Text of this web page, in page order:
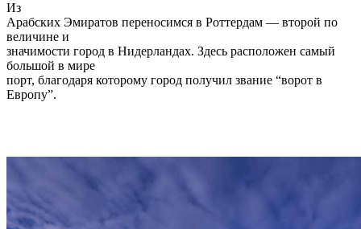
Из
Арабских Эмиратов переносимся в Роттердам — второй по
величине и
значимости город в Нидерландах. Здесь расположен самый
большой в мире
порт, благодаря которому город получил звание “ворот в
Европу”.